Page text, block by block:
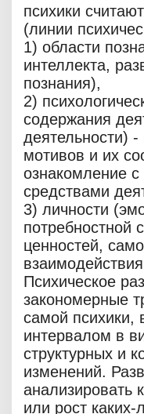
психики
(линии
1) области
интеллекта,
познания),
2)
содержания
деятельности) -
мотивов и их
ознакомление
средствами
3) личности
потребностной
ценностей,
Психическое
закономерные
самой
интервалом в
структурных и
изменений.
анализировать
или рост каких-